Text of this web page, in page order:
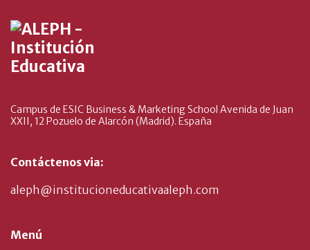
Campus de ESIC Business & Marketing School Avenida de Juan
XXII, 12 Pozuelo de Alarcón (Madrid). España
Contáctenos via:
aleph@institucioneducativaaleph.com
Menú